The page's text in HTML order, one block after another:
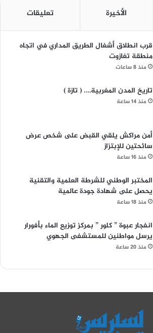
الأخيرة تعليقات
قرب انطلاق أشغال الطريق المداري في اتجاه
منطقة تغازوت
منذ 8 ساعات
تاريخ المدن المغربية…. ( تازة )
منذ 14 ساعة
أمن مراكش يلقي القبض على شخص عرض
سائحتين للإبتزاز
منذ 16 ساعة
المختبر الوطني للشرطة العلمية والتقنية
يحصل على شهادة جودة عالمية
منذ 18 ساعة
انفجار عبوة ” كلور ” بمركز توزيع الماء بأفورار
يرسل مواطنين للمستشفى الجهوي
منذ 20 ساعة